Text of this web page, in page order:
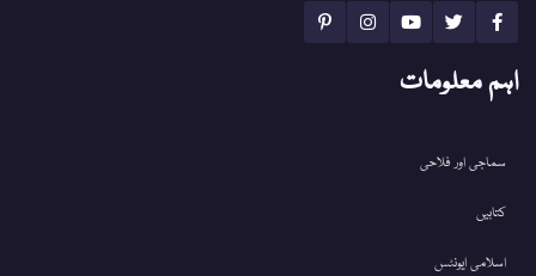
اہم معلومات
سماجی اور فلاحی
کتابیں
اسلامی ایونٹس